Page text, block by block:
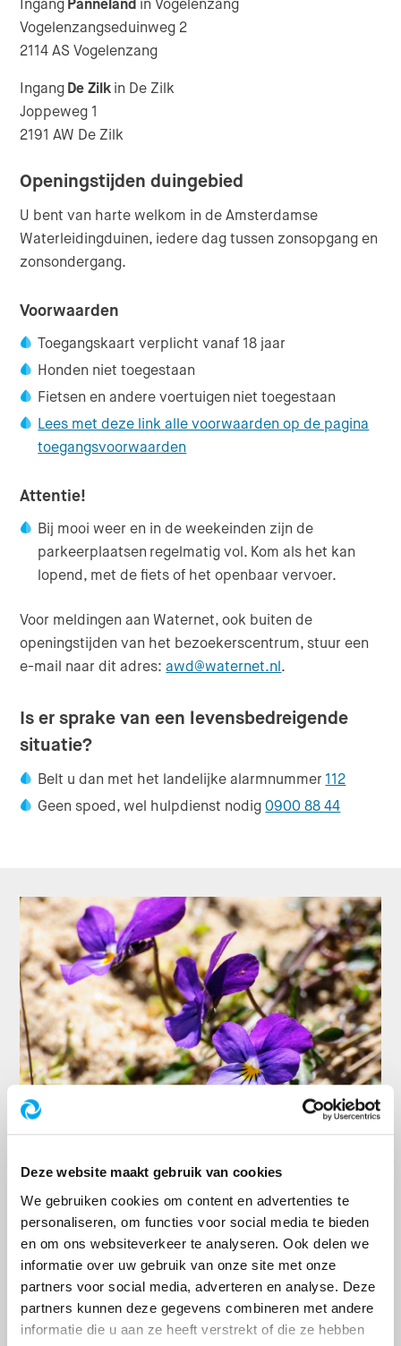
Deze website maakt gebruik van cookies
We gebruiken cookies om content en advertenties te
personaliseren, om functies voor social media te bieden
en om ons websiteverkeer te analyseren. Ook delen we
informatie over uw gebruik van onze site met onze
partners voor social media, adverteren en analyse. Deze
partners kunnen deze gegevens combineren met andere
informatie die u aan ze heeft verstrekt of die ze hebben
Ingang Panneland in Vogelenzang
Vogelenzangseduinweg 2
2114 AS Vogelenzang
Ingang De Zilk in De Zilk
Joppeweg 1
2191 AW De Zilk
Openingstijden duingebied
U bent van harte welkom in de Amsterdamse
Waterleidingduinen, iedere dag tussen zonsopgang en
zonsondergang.
Voorwaarden
Toegangskaart verplicht vanaf 18 jaar
Honden niet toegestaan
Fietsen en andere voertuigen niet toegestaan
Lees met deze link alle voorwaarden op de pagina
toegangsvoorwaarden
Attentie!
Bij mooi weer en in de weekeinden zijn de
parkeerplaatsen regelmatig vol. Kom als het kan
lopend, met de fiets of het openbaar vervoer.
Voor meldingen aan Waternet, ook buiten de
openingstijden van het bezoekerscentrum, stuur een
e-mail naar dit adres:awd@waternet.nl.
Is er sprake van een levensbedreigende
situatie?
Belt u dan met het landelijke alarmnummer 112
Geen spoed, wel hulpdienst nodig0900 88 44